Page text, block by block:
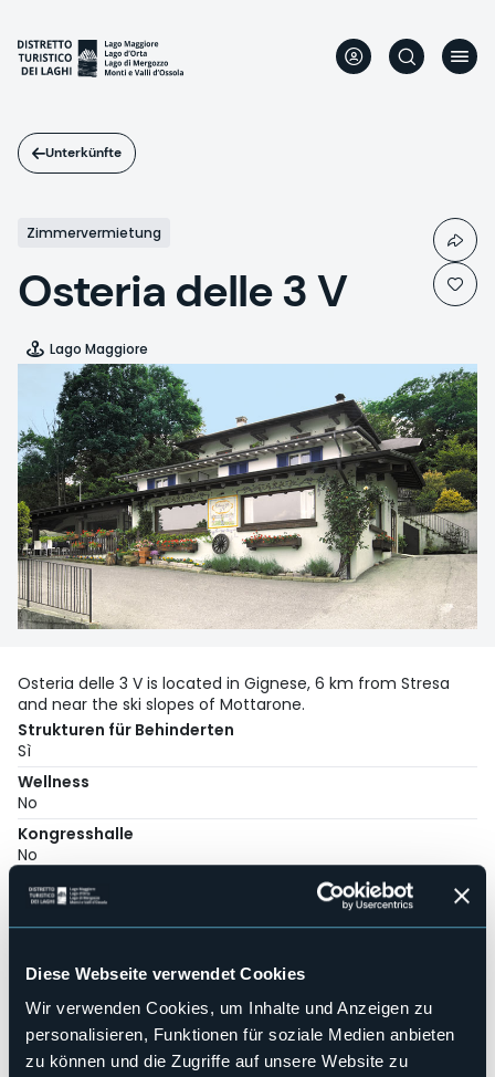
Diese Webseite verwendet Cookies
Wir verwenden Cookies, um Inhalte und Anzeigen zu
personalisieren, Funktionen für soziale Medien anbieten
zu können und die Zugriffe auf unsere Website zu
Inhalt
Unterkünfte
Zimmervermietung
Osteria delle 3 V
Lago Maggiore
Osteria delle 3 V is located in Gignese, 6 km from Stresa
and near the ski slopes of Mottarone.
Strukturen für Behinderten
Sì
Wellness
No
Kongresshalle
No
Hallenbad
No
4
Anzahl der Betten
8